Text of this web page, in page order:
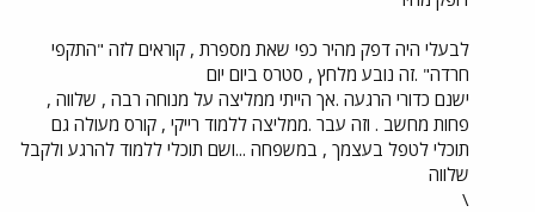
לבעלי היה דפק מהיר כפי שאת מספרת , קוראים לזה "התקפי
חרדה" .זה נובע מלחץ , סטרס ביום יום
ישנם כדורי הרגעה .אך הייתי ממליצה על מנוחה רבה , שלווה ,
פחות מחשב . וזה עבר .ממליצה ללמוד רייקי , קורס מעולה גם
תוכלי לטפל בעצמך , במשפחה ...ושם תוכלי ללמוד להרגע ולקבל
שלווה
\